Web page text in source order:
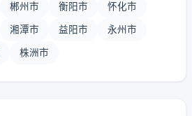
郴州市 衡阳市 怀化市
湘潭市 益阳市 永州市
株洲市